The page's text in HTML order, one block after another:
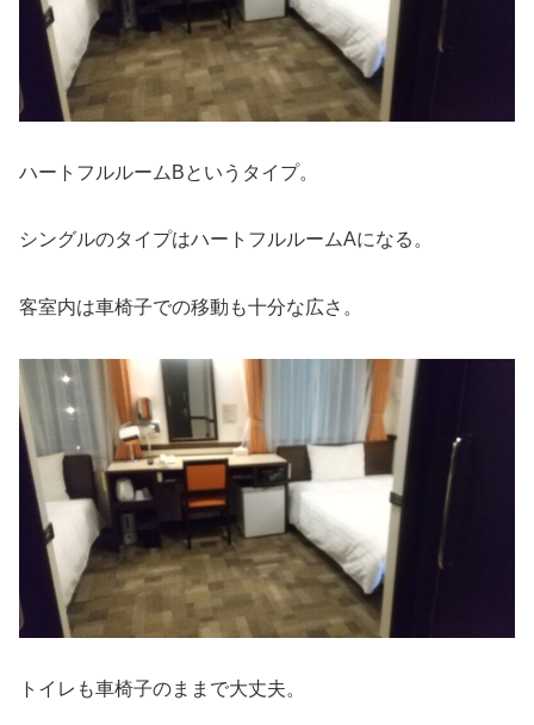
ハートフルルームBというタイプ。
シングルのタイプはハートフルルームAになる。
客室内は車椅子での移動も十分な広さ。
トイレも車椅子のままで大丈夫。